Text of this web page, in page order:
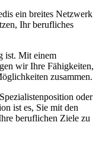
ein breites Netzwerk
Ihr berufliches
ist. Mit einem
wir Ihre Fähigkeiten,
zusammen.
oder
ist es, Sie mit den
beruflichen Ziele zu